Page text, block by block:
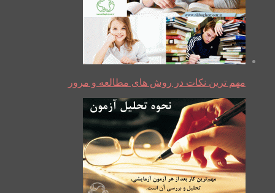
مهم ترین نکات در روش های مطالعه و مرور